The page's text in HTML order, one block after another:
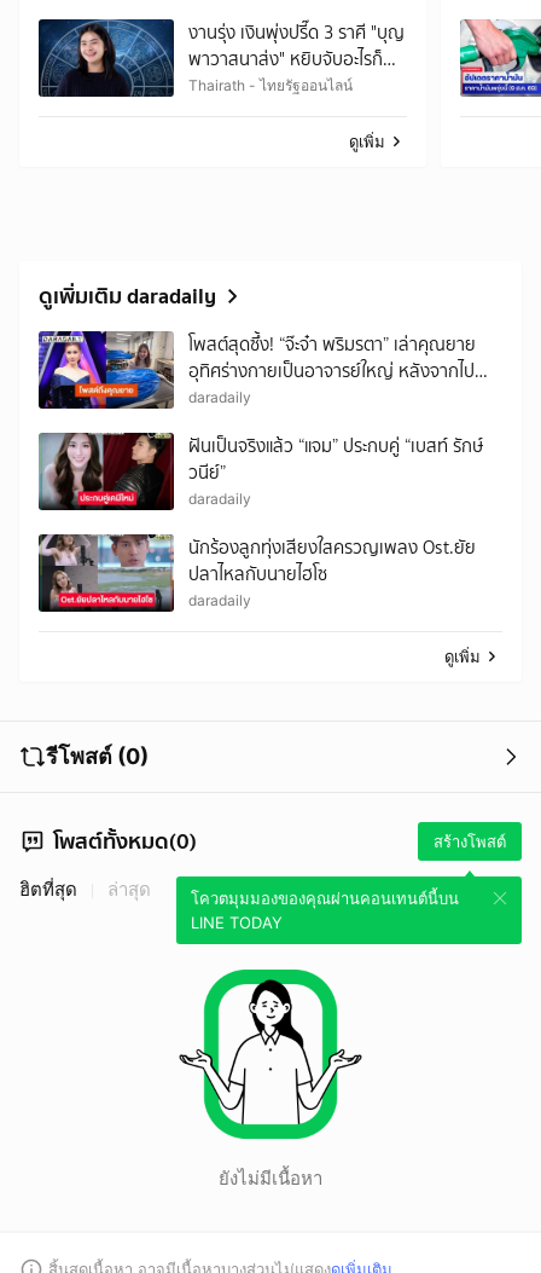
งานรุ่ง เงินพุ่งปรี๊ด 3 ราศี "บุญ
พาวาสนาส่ง" หยิบจับอะไรก็
เป็นเงินเป็นทอง
Thairath - ไทยรัฐออนไลน์
ดูเพิ่ม
ดูเพิ่มเติม daradaily
โพสต์สุดซึ้ง! “จ๊ะจ๋า พริมรตา” เล่าคุณยาย
อุทิศร่างกายเป็นอาจารย์ใหญ่ หลังจากไป
อย่างสงบ
daradaily
ฝันเป็นจริงแล้ว “แจม” ประกบคู่ “เบสท์ รักษ์
วนีย์”
daradaily
นักร้องลูกทุ่งเสียงใสครวญเพลง Ost.ยัย
ปลาไหลกับนายไฮโซ
daradaily
ดูเพิ่ม
รีโพสต์ (0)
โพสต์ทั้งหมด(0) สร้างโพสต์
โควตมุมมองของคุณผ่านคอนเทนต์นี้บน
LINE TODAY
ฮิตที่สุด ล่าสุด
ยังไม่มีเนื้อหา